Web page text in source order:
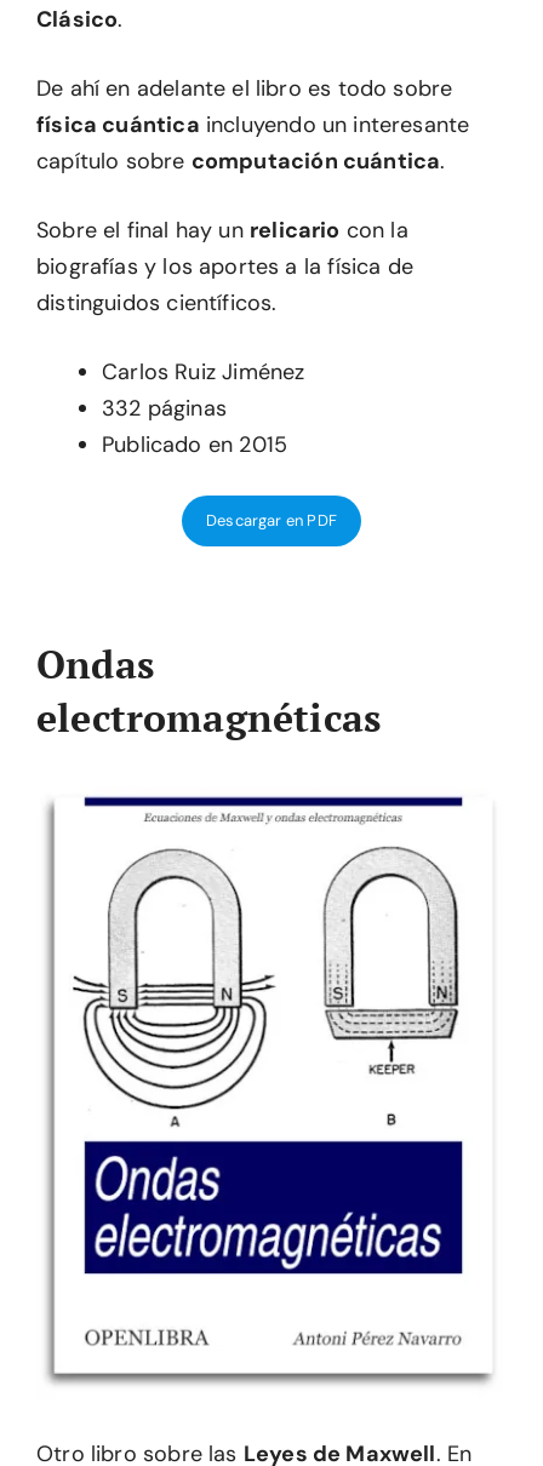
Clásico.
De ahí en adelante el libro es todo sobre
física cuántica incluyendo un interesante
capítulo sobre computación cuántica.
Sobre el final hay un relicario con la
biografías y los aportes a la física de
distinguidos científicos.
Carlos Ruiz Jiménez
332 páginas
Publicado en 2015
Descargar en PDF
Ondas
electromagnéticas
Otro libro sobre las Leyes de Maxwell. En